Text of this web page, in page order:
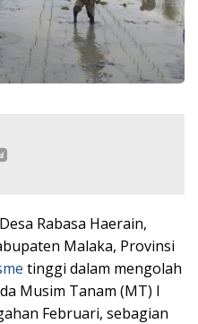
Rabasa Haerain,
Malaka, Provinsi
tinggi dalam mengolah
Musim Tanam (MT) I
Februari, sebagian